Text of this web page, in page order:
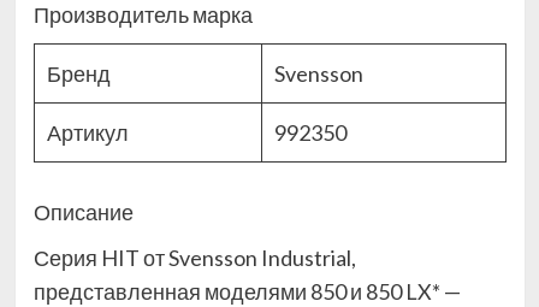
Производитель марка
Бренд Svensson
Артикул 992350
Описание
Серия HIT от Svensson Industrial,
представленная моделями 850 и 850 LX* —